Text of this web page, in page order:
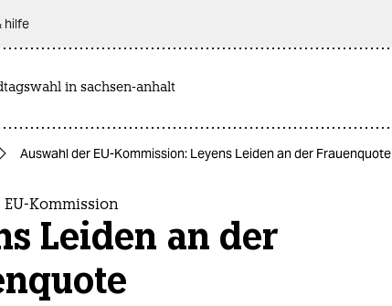
hilfe
in sachsen-anhalt
Auswahl der EU-Kommission: Leyens Leiden an der Frauenquote
Kommission
Leiden an der